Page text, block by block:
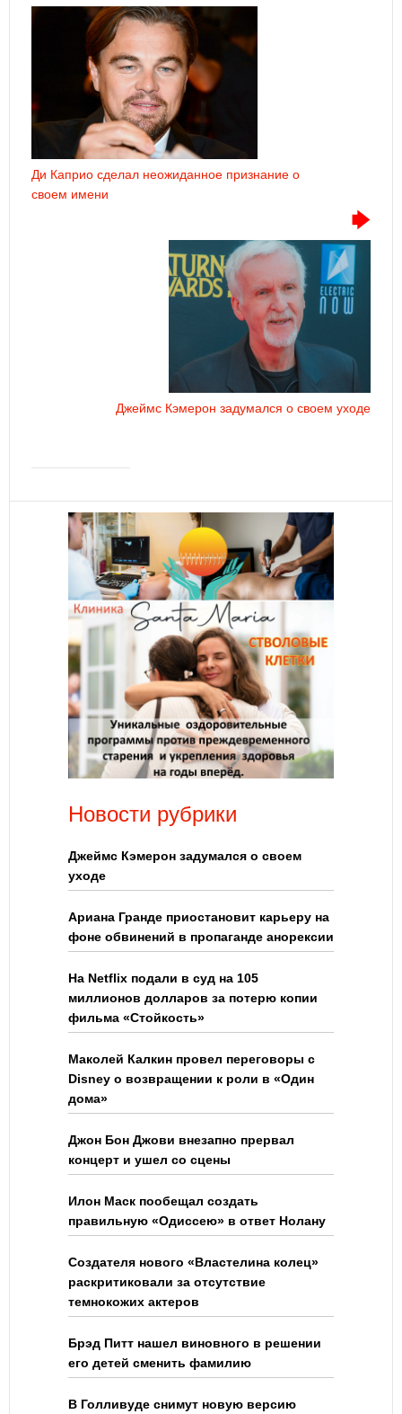
Ди Каприо сделал неожиданное признание о
своем имени
Джеймс Кэмерон задумался о своем уходе
Новости рубрики
Джеймс Кэмерон задумался о своем
уходе
Ариана Гранде приостановит карьеру на
фоне обвинений в пропаганде анорексии
На Netflix подали в суд на 105
миллионов долларов за потерю копии
фильма «Стойкость»
Маколей Калкин провел переговоры с
Disney о возвращении к роли в «Один
дома»
Джон Бон Джови внезапно прервал
концерт и ушел со сцены
Илон Маск пообещал создать
правильную «Одиссею» в ответ Нолану
Создателя нового «Властелина колец»
раскритиковали за отсутствие
темнокожих актеров
Брэд Питт нашел виновного в решении
его детей сменить фамилию
В Голливуде снимут новую версию